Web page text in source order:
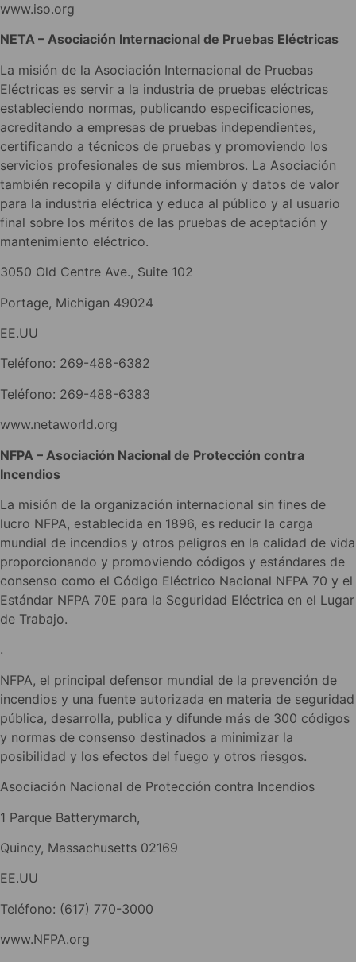
www.iso.org
NETA – Asociación Internacional de Pruebas Eléctricas
La misión de la Asociación Internacional de Pruebas
Eléctricas es servir a la industria de pruebas eléctricas
estableciendo normas, publicando especificaciones,
acreditando a empresas de pruebas independientes,
certificando a técnicos de pruebas y promoviendo los
servicios profesionales de sus miembros. La Asociación
también recopila y difunde información y datos de valor
para la industria eléctrica y educa al público y al usuario
final sobre los méritos de las pruebas de aceptación y
mantenimiento eléctrico.
3050 Old Centre Ave., Suite 102
Portage, Michigan 49024
EE.UU
Teléfono: 269-488-6382
Teléfono: 269-488-6383
www.netaworld.org
NFPA – Asociación Nacional de Protección contra
Incendios
La misión de la organización internacional sin fines de
lucro NFPA, establecida en 1896, es reducir la carga
mundial de incendios y otros peligros en la calidad de vida
proporcionando y promoviendo códigos y estándares de
consenso como el Código Eléctrico Nacional NFPA 70 y el
Estándar NFPA 70E para la Seguridad Eléctrica en el Lugar
de Trabajo.
.
NFPA, el principal defensor mundial de la prevención de
incendios y una fuente autorizada en materia de seguridad
pública, desarrolla, publica y difunde más de 300 códigos
y normas de consenso destinados a minimizar la
posibilidad y los efectos del fuego y otros riesgos.
Asociación Nacional de Protección contra Incendios
1 Parque Batterymarch,
Quincy, Massachusetts 02169
EE.UU
Teléfono: (617) 770-3000
www.NFPA.org